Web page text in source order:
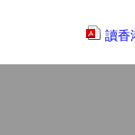
讀香